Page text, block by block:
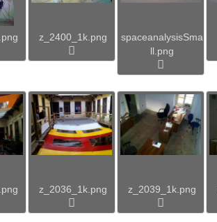
z_2400_1k.png
spaceanalysisSma
ll.png
z_2036_1k.png z_2039_1k.png